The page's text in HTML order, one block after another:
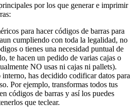
por los que generar e imprimir
para hacer códigos de barras para
cumpliendo con toda la legalidad, no
o tienes una necesidad puntual de
te hacen un pedido de varias cajas o
NO usas ni cajas ni pallets).
interno, has decidido codificar datos para
Por ejemplo, transformas todos tus
códigos de barras y así los puedes
que teclear.